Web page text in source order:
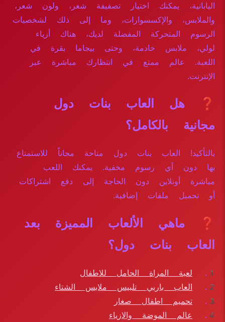
اليابانية، يمكنك اختيار تصفيفة شعر، ولون شعر،
والملابس، والإكسسوارات، وما إلى ذلك لشخصيات
الرسوم المتحركة المفضلة لديك، هناك أزياء
لولي، ملابس خادمة، وحتى بيجاما بقرة في
اللعبة. عالم ممتع في انتظارك مباشرة عبر
الإنترنت.
❓ هل العاب بنات دول
مجانية بالكامل؟
بالتأكيد! العاب بنات دول متاحة مجاناً للاستمتاع
بها دون أي رسوم مخفية. يمكنك اللعب
مباشرة أونلاين دون الحاجة إلى دفع اشتراكات
أو تحميل ملفات إضافية.
❓ ماهي الألعاب المميزة بعد
العاب بنات دول؟
لعبة المراة الحامل للاطفال
العاب باربي تلبيس ملابس الشتاء
تحميم اطفال صغار
عالم الموضة والازياء